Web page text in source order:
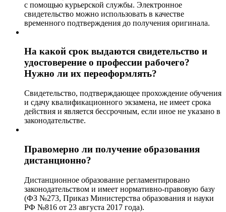
с помощью курьерской службы. Электронное
свидетельство можно использовать в качестве
временного подтверждения до получения оригинала.
На какой срок выдаются свидетельство и
удостоверение о профессии рабочего?
Нужно ли их переоформлять?
Свидетельство, подтверждающее прохождение обучения
и сдачу квалификационного экзамена, не имеет срока
действия и является бессрочным, если иное не указано в
законодательстве.
Правомерно ли получение образования
дистанционно?
Дистанционное образование регламентировано
законодательством и имеет нормативно-правовую базу
(ФЗ №273, Приказ Министерства образования и науки
РФ №816 от 23 августа 2017 года).